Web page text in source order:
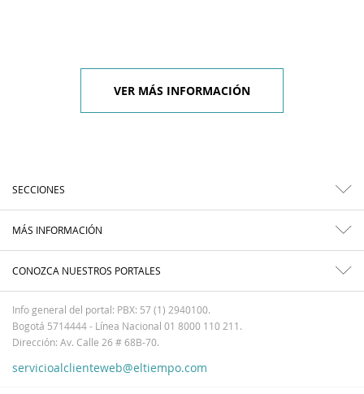
VER MÁS INFORMACIÓN
SECCIONES
MÁS INFORMACIÓN
CONOZCA NUESTROS PORTALES
Info general del portal: PBX: 57 (1) 2940100.
Bogotá 5714444 - Línea Nacional 01 8000 110 211.
Dirección: Av. Calle 26 # 68B-70.
servicioalclienteweb@eltiempo.com